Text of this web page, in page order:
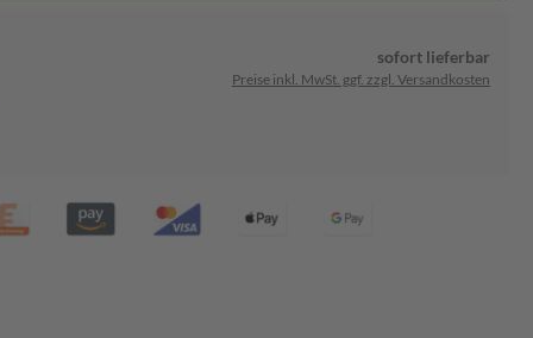
sofort lieferbar
Preise inkl. MwSt. ggf. zzgl. Versandkosten